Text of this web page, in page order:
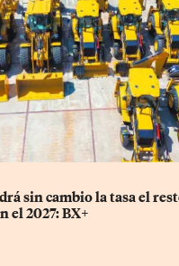
sin cambio la tasa el
el 2027: BX+